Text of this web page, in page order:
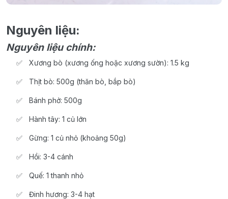
Nguyên liệu:
Nguyên liệu chính:
Xương bò (xương ống hoặc xương sườn): 1.5 kg
Thịt bò: 500g (thăn bò, bắp bò)
Bánh phở: 500g
Hành tây: 1 củ lớn
Gừng: 1 củ nhỏ (khoảng 50g)
Hồi: 3-4 cánh
Quế: 1 thanh nhỏ
Đinh hương: 3-4 hạt